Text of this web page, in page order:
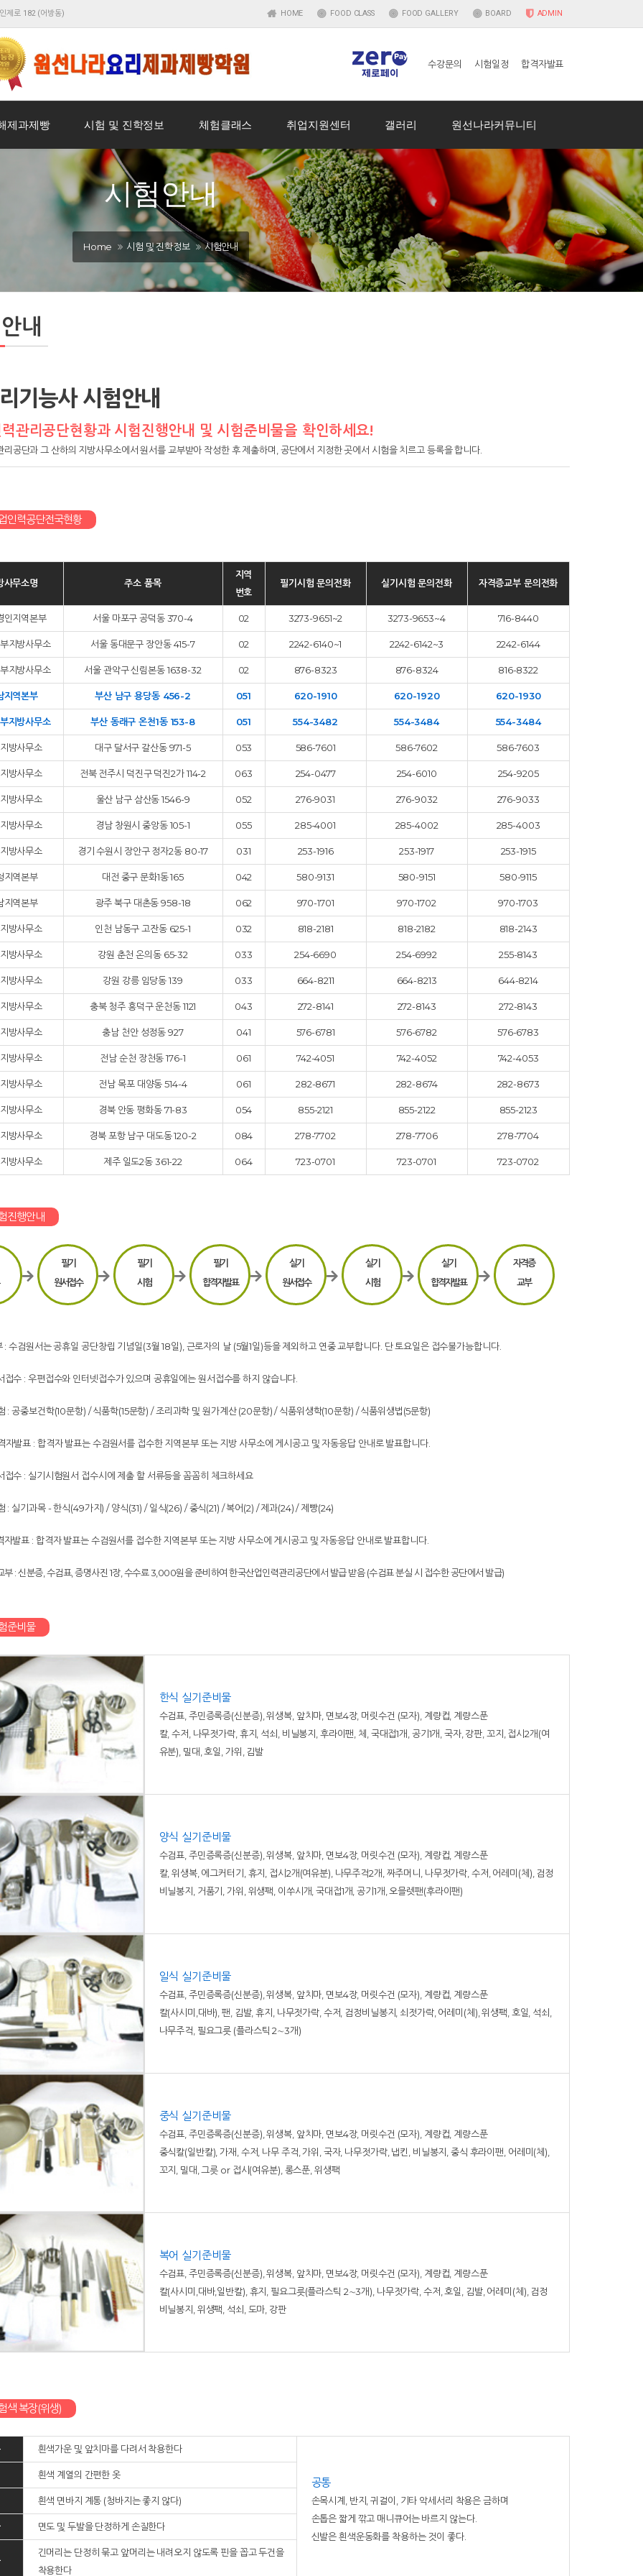
제로 182 (어방동) HOME FOOD CLASS FOOD GALLERY BOARD ADMIN
수강문의 시험일정 합격자발표
제과제빵 시험 및 진학정보 체험클래스 취업지원센터 갤러리 원선나라커뮤니티
시험안내
Home 시험 및 진학정보 시험안내
내
기능사 시험안내
관리공단현황과 시험진행안내 및 시험준비물을 확인하세요!
리공단과 그 산하의 지방사무소에서 원서를 교부받아 작성한 후 제출하며, 공단에서 지정한 곳에서 시험을 치르고 등록을 합니다.
인력공단전국현황
사무소명 주소 품목
지역
번호
필기시험 문의전화 실기시험 문의전화 자격증교부 문의전화
인지역본부 서울 마포구 공덕동 370-4 02 3273-9651~2 3273-9653~4 716-8440
지방사무소 서울 동대문구 장안동 415-7 02 2242-6140~1 2242-6142~3 2242-6144
지방사무소 서울 관악구 신림본동 1638-32 02 876-8323 876-8324 816-8322
지역본부 부산 남구 용당동 456-2 051 620-1910 620-1920 620-1930
지방사무소 부산 동래구 온천1동 153-8 051 554-3482 554-3484 554-3484
방사무소 대구 달서구 갈산동 971-5 053 586-7601 586-7602 586-7603
방사무소 전북 전주시 덕진구 덕진2가 114-2 063 254-0477 254-6010 254-9205
방사무소 울산 남구 삼산동 1546-9 052 276-9031 276-9032 276-9033
방사무소 경남 창원시 중앙동 105-1 055 285-4001 285-4002 285-4003
방사무소 경기 수원시 장안구 정자2동 80-17 031 253-1916 253-1917 253-1915
지역본부 대전 중구 문화1동 165 042 580-9131 580-9151 580-9115
지역본부 광주 북구 대촌동 958-18 062 970-1701 970-1702 970-1703
방사무소 인천 남동구 고잔동 625-1 032 818-2181 818-2182 818-2143
방사무소 강원 춘천 온의동 65-32 033 254-6690 254-6992 255-8143
방사무소 강원 강릉 임당동 139 033 664-8211 664-8213 644-8214
방사무소 충북 청주 흥덕구 운천동 1121 043 272-8141 272-8143 272-8143
방사무소 충남 천안 성정동 927 041 576-6781 576-6782 576-6783
방사무소 전남 순천 장천동 176-1 061 742-4051 742-4052 742-4053
방사무소 전남 목포 대양동 514-4 061 282-8671 282-8674 282-8673
방사무소 경북 안동 평화동 71-83 054 855-2121 855-2122 855-2123
방사무소 경북 포항 남구 대도동 120-2 084 278-7702 278-7706 278-7704
방사무소 제주 일도2동 361-22 064 723-0701 723-0701 723-0702
진행안내
필기
원서접수
필기
시험
필기
합격자발표
실기
원서접수
실기
시험
실기
합격자발표
자격증
교부
: 수검원서는 공휴일 공단창립 기념일(3월 18일), 근로자의 날 (5월1일)등을 제외하고 연중 교부합니다. 단 토요일은 접수불가능합니다.
접수 : 우편접수와 인터넷접수가 있으며 공휴일에는 원서접수를 하지 않습니다.
: 공중보건학(10문항) / 식품학(15문항) / 조리과학 및 원가계산 (20문항) / 식품위생학(10문항) / 식품위생법(5문항)
자발표 : 합격자 발표는 수검원서를 접수한 지역본부 또는 지방 사무소에 게시공고 및 자동응답 안내로 발표합니다.
접수 : 실기시험원서 접수시에 제출 할 서류등을 꼼꼼히 체크하세요
: 실기과목 - 한식(49가지) / 양식(31) / 일식(26) / 중식(21) / 복어(2) / 제과(24) / 제빵(24)
자발표 : 합격자 발표는 수검원서를 접수한 지역본부 또는 지방 사무소에 게시공고 및 자동응답 안내로 발표합니다.
부 : 신분증, 수검표, 증명사진 1장, 수수료 3,000원을 준비하여 한국산업인력관리공단에서 발급 받음 (수검표 분실 시 접수한 공단에서 발급)
준비물
한식 실기준비물
수검표, 주민증록증(신분증), 위생복, 앞치마, 면보4장, 머릿수건 (모자), 계량컵, 계량스푼
칼, 수저, 나무젓가락, 휴지, 석쇠, 비닐봉지, 후라이팬, 체, 국대접1개, 공기1개, 국자, 강판, 꼬지, 접시2개(여
유분), 밀대, 호일, 가위, 김발
양식 실기준비물
수검표, 주민증록증(신분증), 위생복, 앞치마, 면보4장, 머릿수건 (모자), 계량컵, 계량스푼
칼, 위생복, 에그커터기, 휴지, 접시2개(여유분), 나무주걱2개, 짜주머니, 나무젓가락, 수저, 어레미(체), 검정
비닐봉지, 거품기, 가위, 위생팩, 이쑤시개, 국대접1개, 공기1개, 오믈렛팬(후라이팬)
일식 실기준비물
수검표, 주민증록증(신분증), 위생복, 앞치마, 면보4장, 머릿수건 (모자), 계량컵, 계량스푼
칼(사시미,대바), 팬, 김발, 휴지, 나무젓가락, 수저, 검정비닐봉지, 쇠젓가락, 어레미(체), 위생팩, 호일, 석쇠,
나무주걱, 필요그릇 (플라스틱 2∼3개)
중식 실기준비물
수검표, 주민증록증(신분증), 위생복, 앞치마, 면보4장, 머릿수건 (모자), 계량컵, 계량스푼
중식칼(일반칼), 가재, 수저, 나무 주걱, 가위, 국자, 나무젓가락, 냅킨, 비닐봉지, 중식 후라이팬, 어레미(체),
꼬지, 밀대, 그릇 or 접시(여유분), 롱스푼, 위생팩
복어 실기준비물
수검표, 주민증록증(신분증), 위생복, 앞치마, 면보4장, 머릿수건 (모자), 계량컵, 계량스푼
칼(사시미,대바,일반칼), 휴지, 필요그릇(플라스틱 2∼3개), 나무젓가락, 수저, 호일, 김발, 어레미(체), 검정
비닐봉지, 위생팩, 석쇠, 도마, 강판
색 복장(위생)
흰색가운 및 앞치마를 다려서 착용한다
공통
손목시계, 반지, 귀걸이, 기타 악세서리 착용은 금하며
손톱은 짧게 깎고 매니큐어는 바르지 않는다.
신발은 흰색운동화를 착용하는 것이 좋다.
흰색 계열의 간편한 옷
흰색 면바지 계통 (청바지는 좋지 않다)
면도 및 두발을 단정하게 손질한다
긴머리는 단정히 묶고 앞머리는 내려오지 않도록 핀을 꼽고 두건을
착용한다